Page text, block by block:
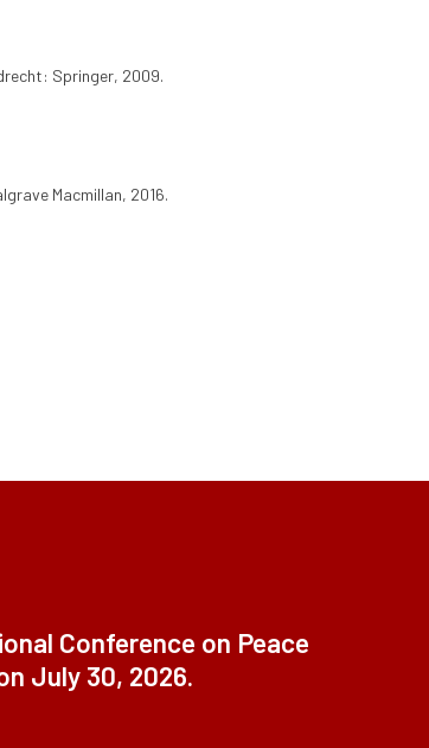
Springer, 2009.
Macmillan, 2016.
Conference on Peace
July 30, 2026.